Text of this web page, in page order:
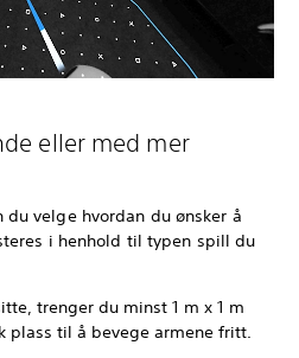
eller med mer
velge hvordan du ønsker å
i henhold til typen spill du
trenger du minst 1 m x 1 m
plass til å bevege armene fritt.